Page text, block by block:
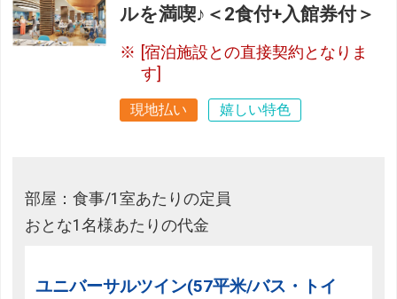
ルを満喫♪＜2食付+入館券付＞
[宿泊施設との直接契約となりま
す]
現地払い 嬉しい特色
部屋：食事/1室あたりの定員
おとな1名様あたりの代金
ユニバーサルツイン(57平米/バス・トイ